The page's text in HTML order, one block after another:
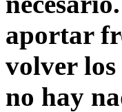
aportar
volver
no hay